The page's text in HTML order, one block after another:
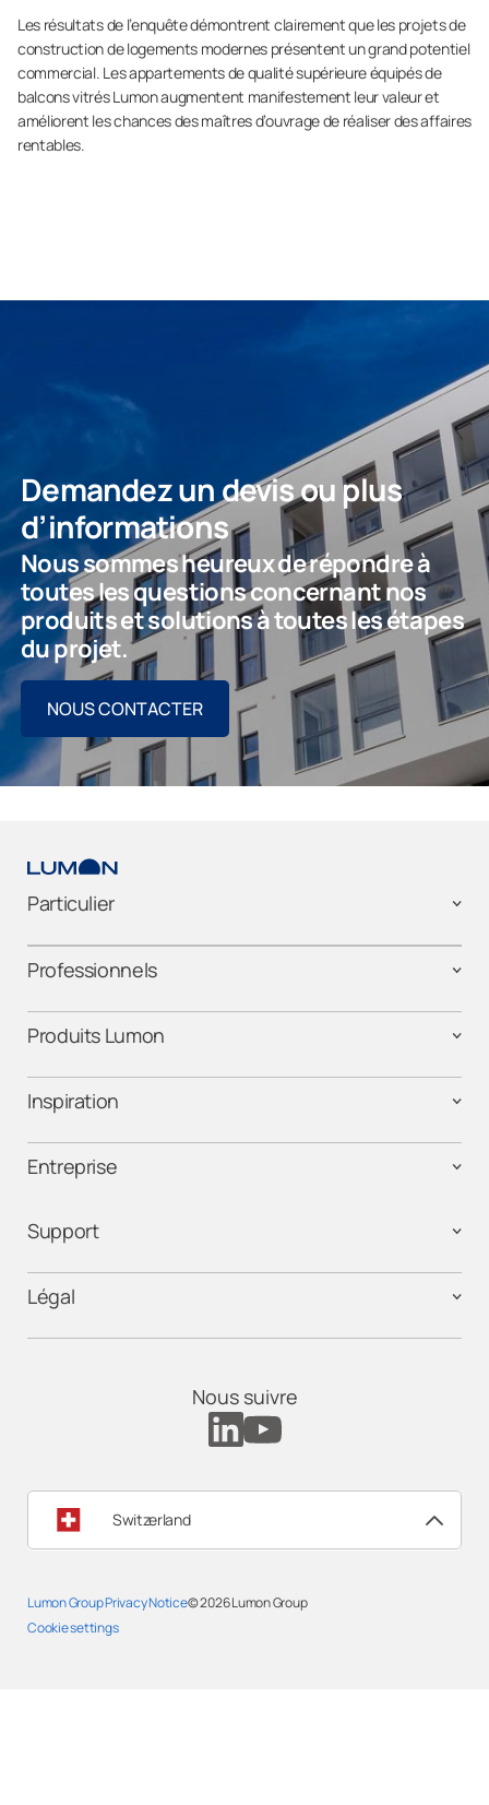
Les résultats de l’enquête démontrent clairement que les projets de
construction de logements modernes présentent un grand potentiel
commercial. Les appartements de qualité supérieure équipés de
balcons vitrés Lumon augmentent manifestement leur valeur et
améliorent les chances des maîtres d’ouvrage de réaliser des affaires
rentables.
Demandez un devis ou plus
d’informations
Nous sommes heureux de répondre à
toutes les questions concernant nos
produits et solutions à toutes les étapes
du projet.
NOUS CONTACTER
Particulier
Professionnels
Produits Lumon
Inspiration
Entreprise
Support
Légal
Nous suivre
Switzerland
Lumon Group Privacy Notice
Cookie settings
© 2026Lumon Group